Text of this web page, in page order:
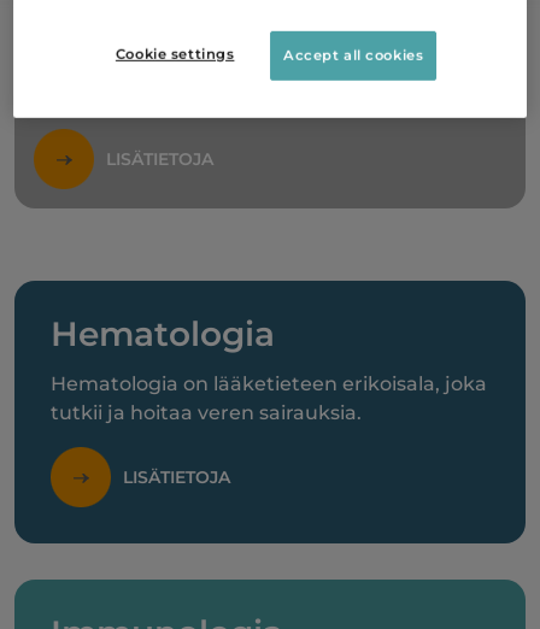
maailmaa. Arviolta yli 300 000 suomalaisella on
jokin harvinainen sairaus, vamma, oireyhtymä
LISÄTIETOJA
Hematologia
Hematologia on lääketieteen erikoisala, joka
tutkii ja hoitaa veren sairauksia.
LISÄTIETOJA
Cookie settings Accept all cookies